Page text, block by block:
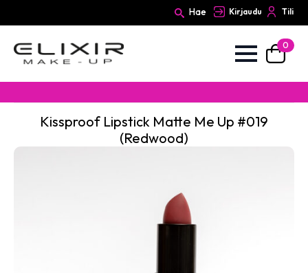
Hae Kirjaudu Tili
0
Kissproof Lipstick Matte Me Up #019
(Redwood)